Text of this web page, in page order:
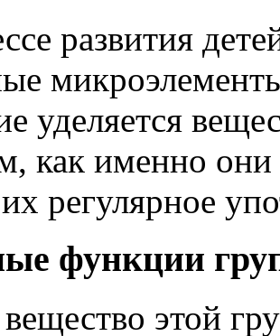
развития
уделяется
как именно
регулярное
функции
этой